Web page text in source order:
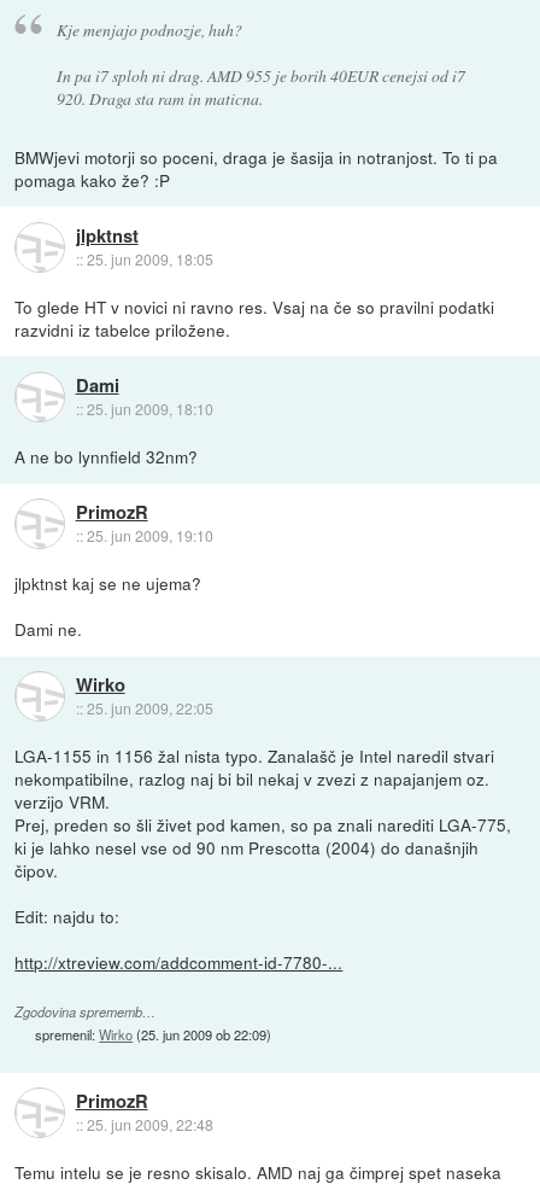
Kje menjajo podnozje, huh?
In pa i7 sploh ni drag. AMD 955 je borih 40EUR cenejsi od i7
920. Draga sta ram in maticna.
BMWjevi motorji so poceni, draga je šasija in notranjost. To ti pa
pomaga kako že? :P
jlpktnst
::25. jun 2009, 18:05
To glede HT v novici ni ravno res. Vsaj na če so pravilni podatki
razvidni iz tabelce priložene.
Dami
::25. jun 2009, 18:10
A ne bo lynnfield 32nm?
PrimozR
::25. jun 2009, 19:10
jlpktnst kaj se ne ujema?
Dami ne.
Wirko
::25. jun 2009, 22:05
LGA-1155 in 1156 žal nista typo. Zanalašč je Intel naredil stvari
nekompatibilne, razlog naj bi bil nekaj v zvezi z napajanjem oz.
verzijo VRM.
Prej, preden so šli živet pod kamen, so pa znali narediti LGA-775,
ki je lahko nesel vse od 90 nm Prescotta (2004) do današnjih
čipov.
Edit: najdu to:
http://xtreview.com/addcomment-id-7780-...
Zgodovina sprememb…
spremenil:Wirko(25. jun 2009 ob 22:09)
PrimozR
::25. jun 2009, 22:48
Temu intelu se je resno skisalo. AMD naj ga čimprej spet naseka